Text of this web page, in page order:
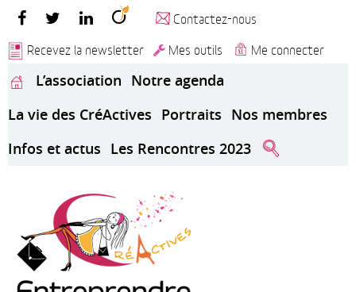
Contactez-nous
Recevez la newsletter
Mes outils Me connecter
L’association Notre agenda
La vie des CréActives Portraits Nos membres
Infos et actus Les Rencontres 2023